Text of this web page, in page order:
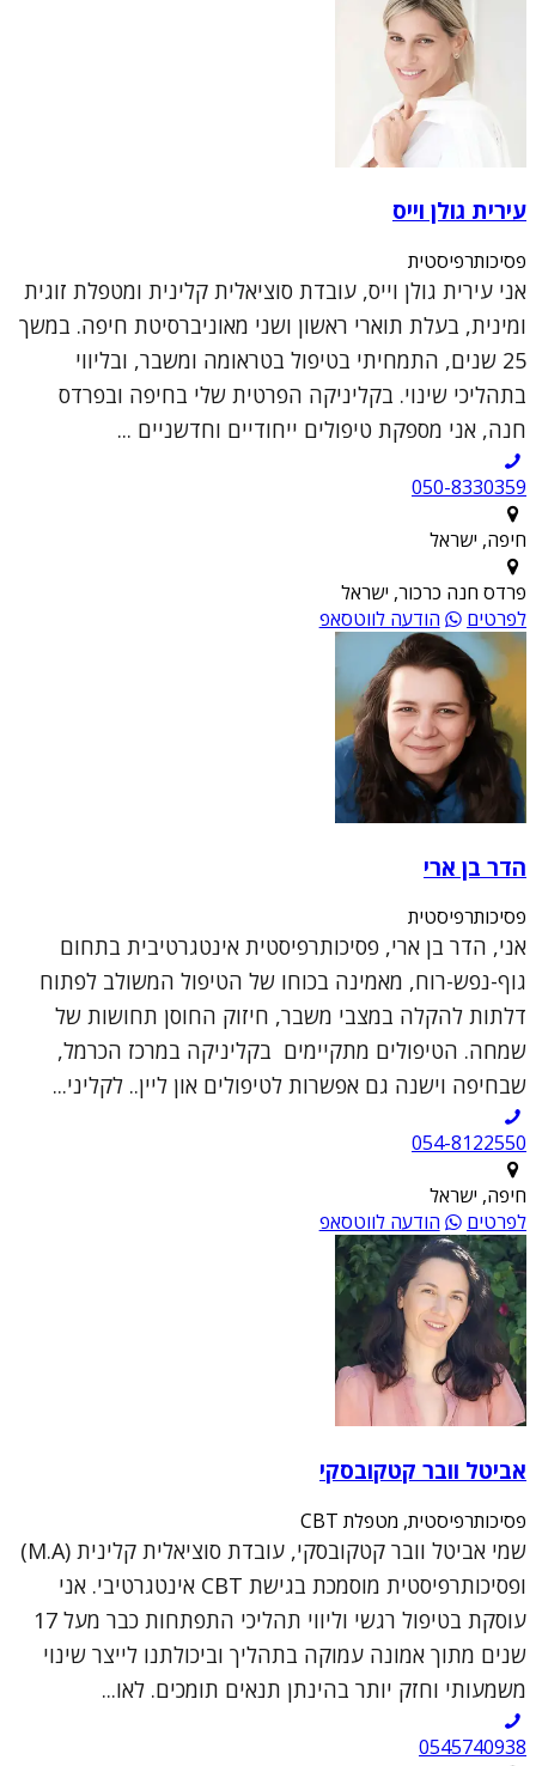
עירית גולן וייס
פסיכותרפיסטית
אני עירית גולן וייס, עובדת סוציאלית קלינית ומטפלת זוגית
ומינית, בעלת תוארי ראשון ושני מאוניברסיטת חיפה. במשך
25 שנים, התמחיתי בטיפול בטראומה ומשבר, ובליווי
בתהליכי שינוי. בקליניקה הפרטית שלי בחיפה ובפרדס
חנה, אני מספקת טיפולים ייחודיים וחדשניים ...
050-8330359
חיפה, ישראל
פרדס חנה כרכור, ישראל
לפרטים
הודעה לווטסאפ
הדר בן ארי
פסיכותרפיסטית
אני, הדר בן ארי, פסיכותרפיסטית אינטגרטיבית בתחום
גוף-נפש-רוח, מאמינה בכוחו של הטיפול המשולב לפתוח
דלתות להקלה במצבי משבר, חיזוק החוסן תחושות של
שמחה. הטיפולים מתקיימים בקליניקה במרכז הכרמל,
שבחיפה וישנה גם אפשרות לטיפולים און ליין.. לקליני...
054-8122550
חיפה, ישראל
לפרטים
הודעה לווטסאפ
אביטל וובר קטקובסקי
פסיכותרפיסטית, מטפלת CBT
שמי אביטל וובר קטקובסקי, עובדת סוציאלית קלינית (M.A)
ופסיכותרפיסטית מוסמכת בגישת CBT אינטגרטיבי. אני
עוסקת בטיפול רגשי וליווי תהליכי התפתחות כבר מעל 17
שנים מתוך אמונה עמוקה בתהליך וביכולתנו לייצר שינוי
משמעותי וחזק יותר בהינתן תנאים תומכים. לאו...
0545740938